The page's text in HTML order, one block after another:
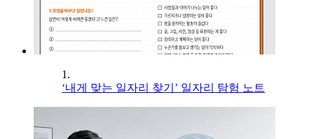
1.
‘내게 맞는 일자리 찾기’ 일자리 탐험 노트